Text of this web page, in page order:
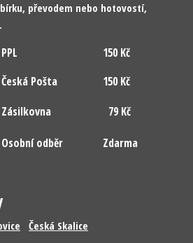
převodem nebo hotovostí,
PPL
150 Kč
Česká Pošta
150 Kč
Zásilkovna
79 Kč
Osobní odběr Zdarma
Česká Skalice